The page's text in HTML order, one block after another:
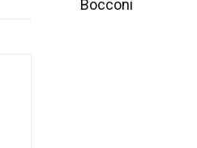
Bocconi